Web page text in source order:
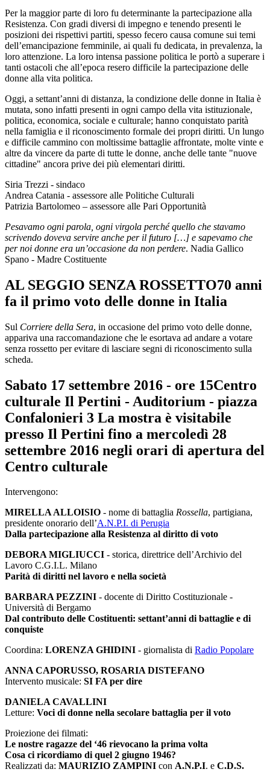
Per la maggior parte di loro fu determinante la partecipazione alla
Resistenza. Con gradi diversi di impegno e tenendo presenti le
posizioni dei rispettivi partiti, spesso fecero causa comune sui temi
dell’emancipazione femminile, ai quali fu dedicata, in prevalenza, la
loro attenzione. La loro intensa passione politica le portò a superare i
tanti ostacoli che all’epoca resero difficile la partecipazione delle
donne alla vita politica.
Oggi, a settant’anni di distanza, la condizione delle donne in Italia è
mutata, sono infatti presenti in ogni campo della vita istituzionale,
politica, economica, sociale e culturale; hanno conquistato parità
nella famiglia e il riconoscimento formale dei propri diritti. Un lungo
e difficile cammino con moltissime battaglie affrontate, molte vinte e
altre da vincere da parte di tutte le donne, anche delle tante "nuove
cittadine" ancora prive dei più elementari diritti.
Siria Trezzi - sindaco
Andrea Catania - assessore alle Politiche Culturali
Patrizia Bartolomeo – assessore alle Pari Opportunità
Pesavamo ogni parola, ogni virgola perché quello che stavamo
scrivendo doveva servire anche per il futuro […] e sapevamo che
per noi donne era un’occasione da non perdere. Nadia Gallico
Spano - Madre Costituente
AL SEGGIO SENZA ROSSETTO70 anni
fa il primo voto delle donne in Italia
Sul Corriere della Sera, in occasione del primo voto delle donne,
appariva una raccomandazione che le esortava ad andare a votare
senza rossetto per evitare di lasciare segni di riconoscimento sulla
scheda.
Sabato 17 settembre 2016 - ore 15Centro
culturale Il Pertini - Auditorium - piazza
Confalonieri 3 La mostra è visitabile
presso Il Pertini fino a mercoledì 28
settembre 2016 negli orari di apertura del
Centro culturale
Intervengono:
MIRELLA ALLOISIO - nome di battaglia Rossella, partigiana,
presidente onorario dell’A.N.P.I. di Perugia
Dalla partecipazione alla Resistenza al diritto di voto
DEBORA MIGLIUCCI - storica, direttrice dell’Archivio del
Lavoro C.G.I.L. Milano
Parità di diritti nel lavoro e nella società
BARBARA PEZZINI - docente di Diritto Costituzionale -
Università di Bergamo
Dal contributo delle Costituenti: settant’anni di battaglie e di
conquiste
Coordina: LORENZA GHIDINI - giornalista di Radio Popolare
ANNA CAPORUSSO, ROSARIA DISTEFANO
Intervento musicale: SI FA per dire
DANIELA CAVALLINI
Letture: Voci di donne nella secolare battaglia per il voto
Proiezione dei filmati:
Le nostre ragazze del ‘46 rievocano la prima volta
Cosa ci ricordiamo di quel 2 giugno 1946?
Realizzati da: MAURIZIO ZAMPINI con A.N.P.I. e C.D.S.